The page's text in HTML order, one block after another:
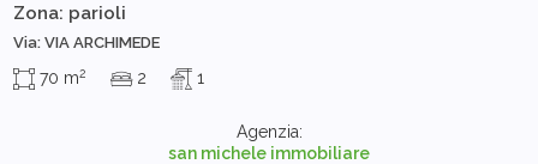
Zona: parioli
Via: VIA ARCHIMEDE
70 m2 2 1
Agenzia:
san michele immobiliare